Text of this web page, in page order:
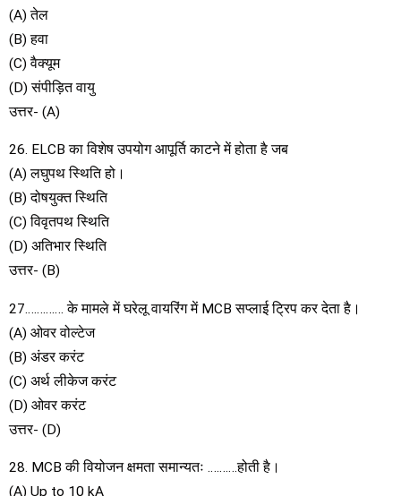
(A) तेल
(B) हवा
(C) वैक्यूम
(D) संपीड़ित वायु
उत्तर- (A)
26. ELCB का विशेष उपयोग आपूर्ति काटने में होता है जब
(A) लघुपथ स्थिति हो।
(B) दोषयुक्त स्थिति
(C) विवृतपथ स्थिति
(D) अतिभार स्थिति
उत्तर- (B)
27…………. के मामले में घरेलू वायरिंग में MCB सप्लाई ट्रिप कर देता है।
(A) ओवर वोल्टेज
(B) अंडर करंट
(C) अर्थ लीकेज करंट
(D) ओवर करंट
उत्तर- (D)
28. MCB की वियोजन क्षमता समान्यतः ……….होती है।
(A) Up to 10 kA